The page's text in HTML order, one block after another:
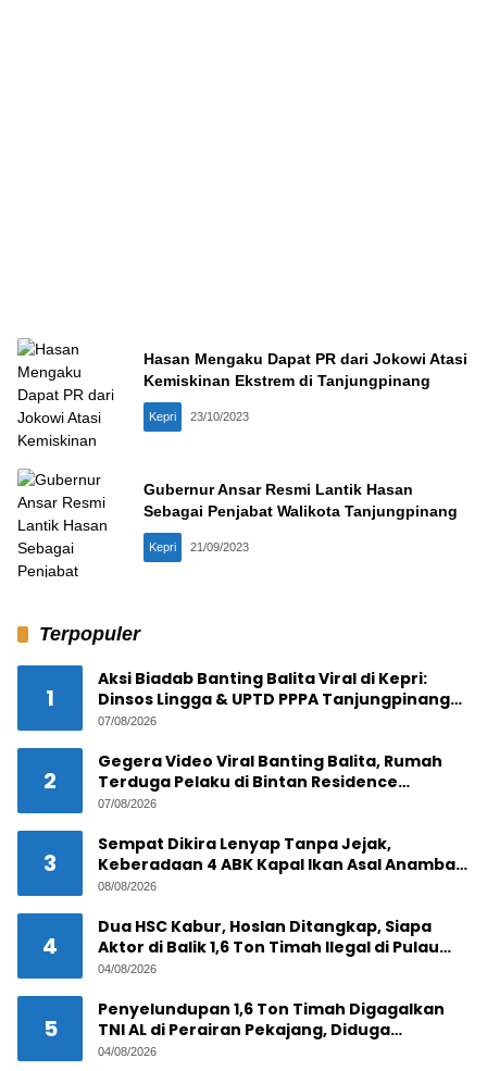
Hasan Mengaku Dapat PR dari Jokowi Atasi
Kemiskinan Ekstrem di Tanjungpinang
Kepri 23/10/2023
Gubernur Ansar Resmi Lantik Hasan
Sebagai Penjabat Walikota Tanjungpinang
Kepri 21/09/2023
Terpopuler
1
Aksi Biadab Banting Balita Viral di Kepri:
Dinsos Lingga & UPTD PPPA Tanjungpinang
Lacak Pelaku
07/08/2026
2
Gegera Video Viral Banting Balita, Rumah
Terduga Pelaku di Bintan Residence
Tanjungpinang Diserbu Warga
07/08/2026
3
Sempat Dikira Lenyap Tanpa Jejak,
Keberadaan 4 ABK Kapal Ikan Asal Anambas
Akhirnya Terkuak!
08/08/2026
4
Dua HSC Kabur, Hoslan Ditangkap, Siapa
Aktor di Balik 1,6 Ton Timah Ilegal di Pulau
Pekajang ?
04/08/2026
5
Penyelundupan 1,6 Ton Timah Digagalkan
TNI AL di Perairan Pekajang, Diduga
Melibatkan Jaringan Internasional
04/08/2026